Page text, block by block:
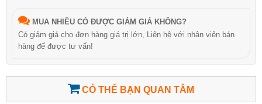
MUA NHIỀU CÓ ĐƯỢC GIẢM GIÁ KHÔNG?
Có giảm giá cho đơn hàng giá trị lớn, Liên hệ với nhân viên bán
hàng để được tư vấn!
CÓ THỂ BẠN QUAN TÂM